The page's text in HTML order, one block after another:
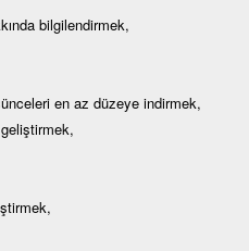
bilgilendirmek,
en az düzeye indirmek,